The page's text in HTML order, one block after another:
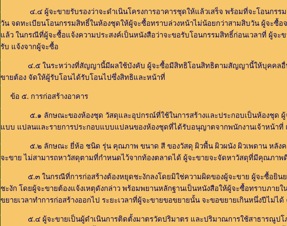
๔.๔ ผู้จะขายรับรองว่าจะดำเนินโครงการอาคารชุดให้แล้วเสร็จ พร้อมที่จะโอนกรรมสิ
วัน จดทะเบียนโอนกรรมสิทธิ์ในห้องชุดให้ผู้จะซื้อทราบล่วงหน้าไม่น้อยกว่าสามสิบวัน ผู้จะ
แล้ว ในกรณีที่ผู้จะซื้อแจ้งความประสงค์เป็นหนังสือว่าจะขอรับโอนกรรมสิทธิ์ก่อนเวลาที่ ผู้จ
รับ แจ้งจากผู้จะซื้อ
๔.๕ ในระหว่างที่สัญญานี้มีผลใช้บังคับ ผู้จะซื้อมีสิทธิโอนสิทธิตามสัญญานี้ให้บุคคลอื่น โด
ขายต้อง จัดให้ผู้รับโอนได้รับโอนไปซึ่งสิทธิและหน้าที่
ข้อ ๕. การก่อสร้างอาคาร
๕.๑ ลักษณะของห้องชุด วัสดุและอุปกรณ์ที่ใช้ในการสร้างและประกอบเป็นห้องชุด ผู้จ
แบบ แปลนและรายการประกอบแบบแปลนของห้องชุดที่ได้รับอนุญาตจากพนักงานเจ้าหน้า
๕.๒ ลักษณะ ยี่ห้อ ชนิด รุ่น คุณภาพ ขนาด สี ของวัสดุ ผิวพื้น ผิวผนัง ผิวเพดาน หลังคา
จะขาย ไม่สามารถหาวัสดุตามที่กำหนดไว้จากท้องตลาดได้ ผู้จะขายจะจัดหาวัสดุที่มีคุณภาพ
๕.๓ ในกรณีที่การก่อสร้างต้องหยุดชะงักลงโดยมิใช่ความผิดของผู้จะขาย ผู้จะซื้อยินยอ
ชะงัก โดยผู้จะขายต้องแจ้งเหตุดังกล่าว พร้อมพยานหลักฐานเป็นหนังสือให้ผู้จะซื้อทราบภา
ขยายเวลาทำการก่อสร้างออกไป ระยะเวลาที่ผู้จะขายขอขยายนั้น จะขอขยายเกินหนึ่งปีไม่
๕.๔ ผู้จะขายเป็นผู้ดำเนินการติดตั้งมาตรวัดปริมาตร และปริมาณการใช้สาธารณูปโภ